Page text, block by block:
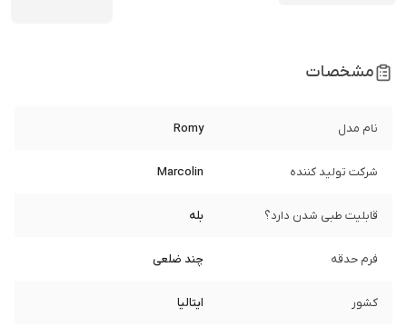
مشخصات
نام مدل Romy
شرکت تولید کننده Marcolin
قابلیت طبی شدن دارد؟ بله
فرم حدقه چند ضلعی
کشور ایتالیا